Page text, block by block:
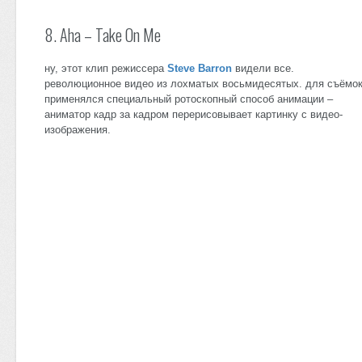
8. Aha – Take On Me
ну, этот клип режиссера Steve Barron видели все.
революционное видео из лохматых восьмидесятых. для съёмок
применялся специальный ротоскопный способ анимации –
аниматор кадр за кадром перерисовывает картинку с видео-
изображения.